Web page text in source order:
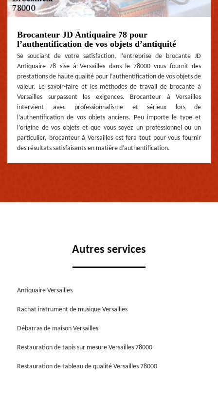
Brocanteur JD Antiquaire 78 pour
l’authentification de vos objets d’antiquité
Se souciant de votre satisfaction, l’entreprise de brocante JD
Antiquaire 78 sise à Versailles dans le 78000 vous fournit des
prestations de haute qualité pour l’authentification de vos objets de
valeur. Le savoir-faire et les méthodes de travail de brocante à
Versailles surpassent les exigences. Brocanteur à Versailles
intervient avec professionnalisme et sérieux lors de
l’authentification de vos objets anciens. Peu importe le type et
l’origine de vos objets et que vous soyez un professionnel ou un
particulier, brocanteur à Versailles est fera tout pour vous fournir
des résultats satisfaisants en matière d’authentification.
Autres services
Antiquaire Versailles
Rachat instrument de musique Versailles
Débarras de maison Versailles
Restauration de tapis sur mesure Versailles 78000
Restauration de tableau de qualité Versailles 78000